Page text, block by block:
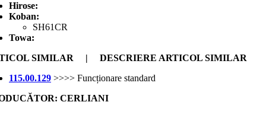
Hirose:
Koban:
SH61CR
Towa:
SIMILAR | DESCRIERE ARTICOL SIMILAR
115.00.129 >>>> Funcționare standard
CERLIANI